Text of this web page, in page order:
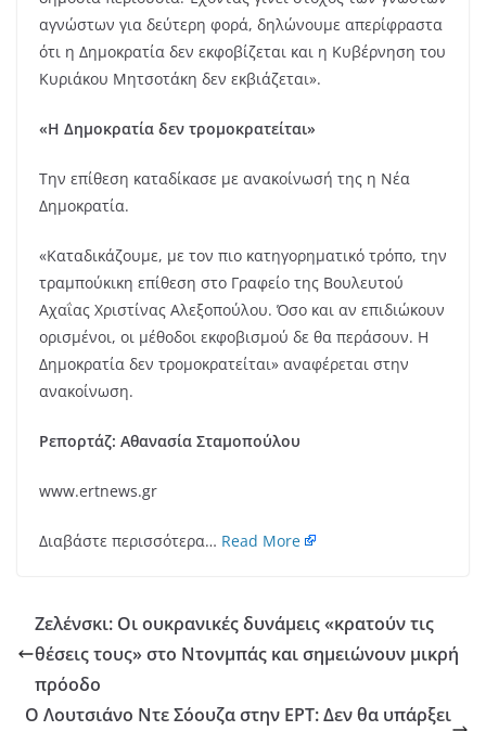
αγνώστων για δεύτερη φορά, δηλώνουμε απερίφραστα
ότι η Δημοκρατία δεν εκφοβίζεται και η Κυβέρνηση του
Κυριάκου Μητσοτάκη δεν εκβιάζεται».
«Η Δημοκρατία δεν τρομοκρατείται»
Την επίθεση καταδίκασε με ανακοίνωσή της η Νέα
Δημοκρατία.
«Καταδικάζουμε, με τον πιο κατηγορηματικό τρόπο, την
τραμπούκικη επίθεση στο Γραφείο της Βουλευτού
Αχαΐας Χριστίνας Αλεξοπούλου. Όσο και αν επιδιώκουν
ορισμένοι, οι μέθοδοι εκφοβισμού δε θα περάσουν. Η
Δημοκρατία δεν τρομοκρατείται» αναφέρεται στην
ανακοίνωση.
Ρεπορτάζ: Αθανασία Σταμοπούλου
www.ertnews.gr
Διαβάστε περισσότερα… Read More
Ζελένσκι: Οι ουκρανικές δυνάμεις «κρατούν τις
θέσεις τους» στο Ντονμπάς και σημειώνουν μικρή
πρόοδο
Ο Λουτσιάνο Ντε Σόουζα στην ΕΡΤ: Δεν θα υπάρξει